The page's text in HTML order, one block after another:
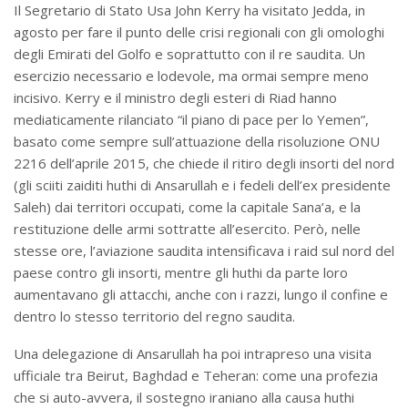
Il Segretario di Stato Usa John Kerry ha visitato Jedda, in
agosto per fare il punto delle crisi regionali con gli omologhi
degli Emirati del Golfo e soprattutto con il re saudita. Un
esercizio necessario e lodevole, ma ormai sempre meno
incisivo. Kerry e il ministro degli esteri di Riad hanno
mediaticamente rilanciato “il piano di pace per lo Yemen”,
basato come sempre sull’attuazione della risoluzione ONU
2216 dell’aprile 2015, che chiede il ritiro degli insorti del nord
(gli sciiti zaiditi huthi di Ansarullah e i fedeli dell’ex presidente
Saleh) dai territori occupati, come la capitale Sana’a, e la
restituzione delle armi sottratte all’esercito. Però, nelle
stesse ore, l’aviazione saudita intensificava i raid sul nord del
paese contro gli insorti, mentre gli huthi da parte loro
aumentavano gli attacchi, anche con i razzi, lungo il confine e
dentro lo stesso territorio del regno saudita.
Una delegazione di Ansarullah ha poi intrapreso una visita
ufficiale tra Beirut, Baghdad e Teheran: come una profezia
che si auto-avvera, il sostegno iraniano alla causa huthi